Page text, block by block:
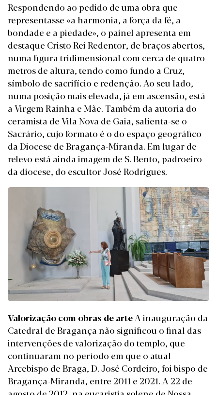
Respondendo ao pedido de uma obra que
representasse «a harmonia, a força da fé, a
bondade e a piedade», o painel apresenta em
destaque Cristo Rei Redentor, de braços abertos,
numa figura tridimensional com cerca de quatro
metros de altura, tendo como fundo a Cruz,
símbolo de sacrifício e redenção. Ao seu lado,
numa posição mais elevada, já em ascensão, está
a Virgem Rainha e Mãe. Também da autoria do
ceramista de Vila Nova de Gaia, salienta-se o
Sacrário, cujo formato é o do espaço geográfico
da Diocese de Bragança-Miranda. Em lugar de
relevo está ainda imagem de S. Bento, padroeiro
da diocese, do escultor José Rodrigues.
Valorização com obras de arteA inauguração da
Catedral de Bragança não significou o final das
intervenções de valorização do templo, que
continuaram no período em que o atual
Arcebispo de Braga, D. José Cordeiro, foi bispo de
Bragança-Miranda, entre 2011 e 2021. A 22 de